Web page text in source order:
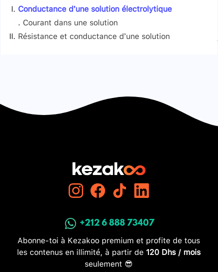
Conductance d’une solution électrolytique
Courant dans une solution
Expérience
Résistance et conductance d’une solution
+212 6 888 73407
Abonne-toi à Kezakoo premium et profite de tous
les contenus en illimité, à partir de 120 Dhs / mois
seulement 😎